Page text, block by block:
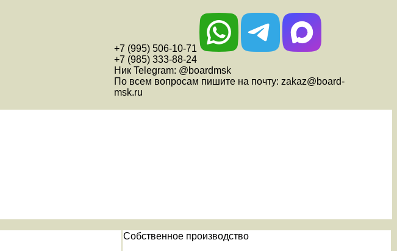
+7 (995) 506-10-71
+7 (985) 333-88-24
Ник Telegram: @boardmsk
По всем вопросам пишите на почту: zakaz@board-
msk.ru
Собственное производство